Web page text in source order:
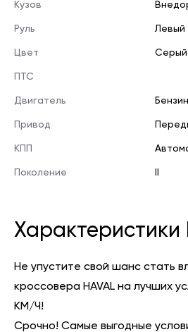
Кузов
Руль Левый
Цвет Серый
ПТС
Двигатель Бензин
Привод
КПП
Поколение II
Характеристики
Не упустите свой шанс стать
кроссовера HAVAL на лучших
КМ/Ч!
Срочно! Самые выгодные